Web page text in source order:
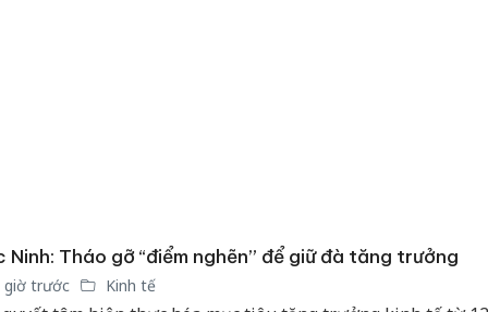
Ninh: Tháo gỡ “điểm nghẽn” để giữ đà tăng trưởng
giờ trước Kinh tế
tìm bị